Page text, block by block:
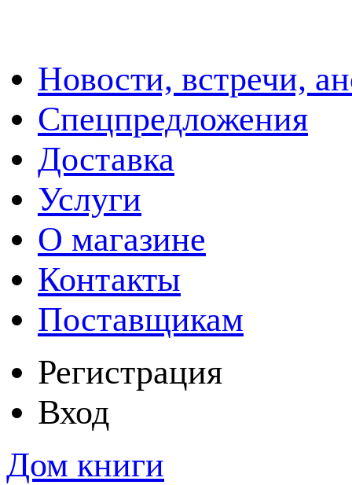
Новости, встречи,
Спецпредложения
Доставка
Услуги
О магазине
Контакты
Поставщикам
Регистрация
Вход
Дом книги